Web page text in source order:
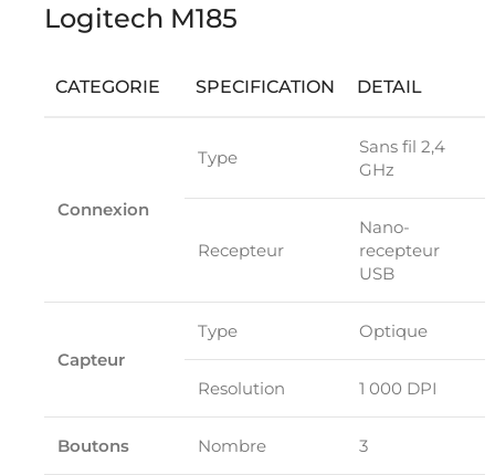
Logitech M185
CATEGORIE SPECIFICATION DETAIL
Connexion
Type
Sans fil 2,4
GHz
Recepteur
Nano-
recepteur
USB
Capteur
Type Optique
Resolution 1 000 DPI
Boutons Nombre 3